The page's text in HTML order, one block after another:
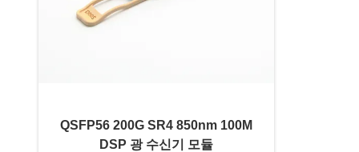
QSFP56 200G SR4 850nm 100M
DSP 광 수신기 모듈